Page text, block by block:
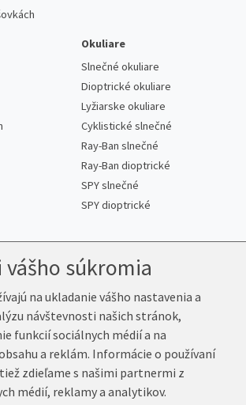
Okuliare
Slnečné okuliare
Dioptrické okuliare
Lyžiarske okuliare
Cyklistické slnečné
Ray-Ban slnečné
Ray-Ban dioptrické
SPY slnečné
SPY dioptrické
863
vášho súkromia
na ukladanie vášho nastavenia a
návštevnosti našich stránok,
funkcií sociálnych médií a na
a reklám. Informácie o používaní
zdieľame s našimi partnermi z
médií, reklamy a analytikov.